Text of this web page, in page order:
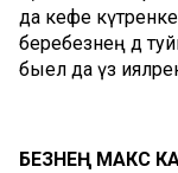
да кәефе
беребезнең дә
быел да үз
БЕЗНЕҢ МАКС